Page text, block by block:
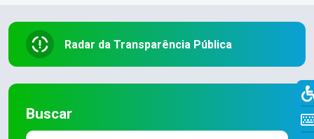
Radar da Transparência Pública
Buscar